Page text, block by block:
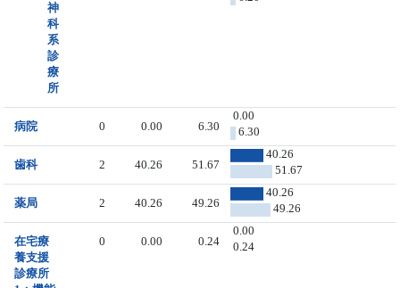
神
科
系
診
療
所
病院 0 0.00 6.30
0.00
6.30
歯科 2 40.26 51.67
40.26
51.67
薬局 2 40.26 49.26
40.26
49.26
在宅療
養支援
診療所
0 0.00 0.24
0.00
0.24